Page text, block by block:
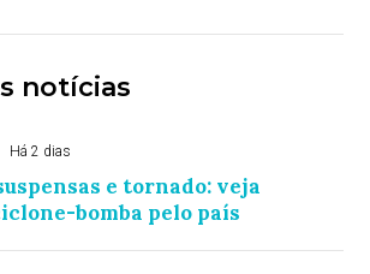
notícias
Há 2 dias
e tornado: veja
bomba pelo país